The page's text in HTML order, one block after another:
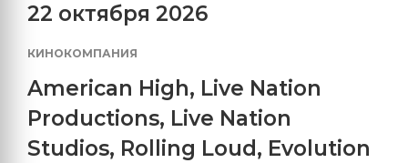
22 октября 2026
КИНОКОМПАНИЯ
American High, Live Nation
Productions, Live Nation
Studios, Rolling Loud , Evolution